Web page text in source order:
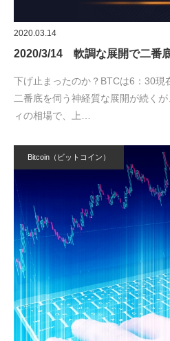
2020.03.14
2020/3/14 軟調な展開で二番
下げ止まったのか？BTCは6：30現
二番底を伺う神経質な展開が続く
ィの相場で、上…
Bitcoin（ビットコイン）